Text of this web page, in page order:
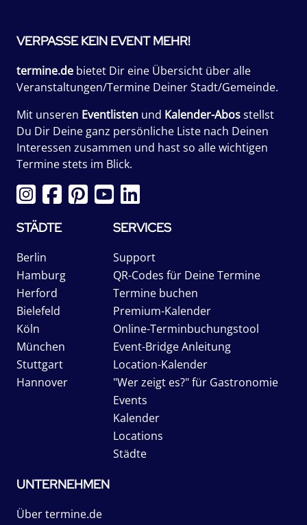
VERPASSE KEIN EVENT MEHR!
termine.de bietet Dir eine Übersicht über alle
Veranstaltungen/Termine Deiner Stadt/Gemeinde.
Mit unseren Eventlisten und Kalender-Abosstellst
Du Dir Deine ganz persönliche Liste nach Deinen
Interessen zusammen und hast so alle wichtigen
Termine stets im Blick.
STÄDTE
Berlin
Hamburg
Herford
Bielefeld
Köln
München
Stuttgart
Hannover
SERVICES
Support
QR-Codes für Deine Termine
Termine buchen
Premium-Kalender
Online-Terminbuchungstool
Event-Bridge Anleitung
Location-Kalender
"Wer zeigt es?" für Gastronomie
Events
Kalender
Locations
Städte
UNTERNEHMEN
Über termine.de